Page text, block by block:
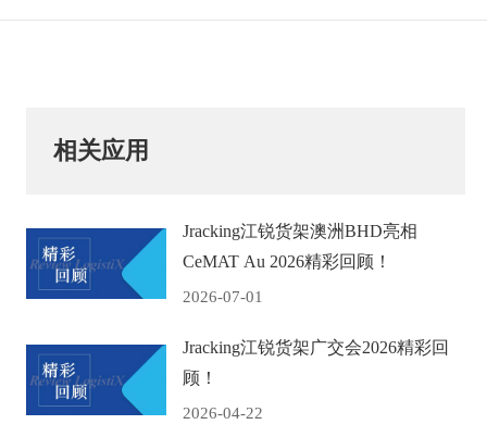
相关应用
Jracking江锐货架澳洲BHD亮相
CeMAT Au 2026精彩回顾！
2026-07-01
Jracking江锐货架广交会2026精彩回
顾！
2026-04-22